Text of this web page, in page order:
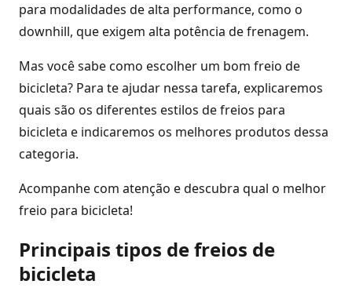
para modalidades de alta performance, como o
downhill, que exigem alta potência de frenagem.
Mas você sabe como escolher um bom freio de
bicicleta? Para te ajudar nessa tarefa, explicaremos
quais são os diferentes estilos de freios para
bicicleta e indicaremos os melhores produtos dessa
categoria.
Acompanhe com atenção e descubra qual o melhor
freio para bicicleta!
Principais tipos de freios de
bicicleta